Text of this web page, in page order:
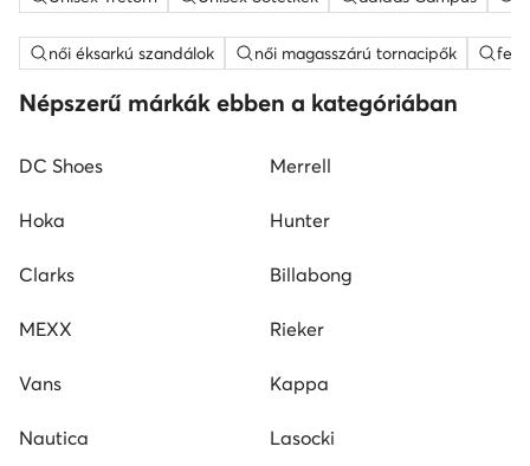
női éksarkú szandálok női magasszárú tornacipők
Népszerű márkák ebben a kategóriában
DC Shoes Merrell
Hoka Hunter
Clarks Billabong
MEXX Rieker
Vans Kappa
Nautica Lasocki